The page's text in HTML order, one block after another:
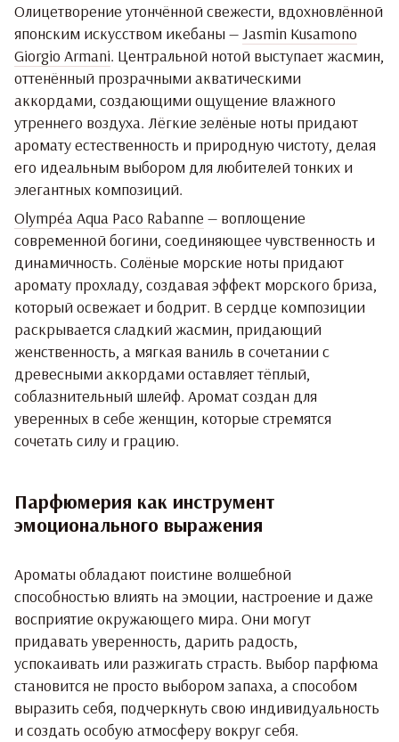
Олицетворение утончённой свежести, вдохновлённой
японским искусством икебаны —Jasmin Kusamono
Giorgio Armani. Центральной нотой выступает жасмин,
оттенённый прозрачными акватическими
аккордами, создающими ощущение влажного
утреннего воздуха. Лёгкие зелёные ноты придают
аромату естественность и природную чистоту, делая
его идеальным выбором для любителей тонких и
элегантных композиций.
Olympéa Aqua Paco Rabanne — воплощение
современной богини, соединяющее чувственность и
динамичность. Солёные морские ноты придают
аромату прохладу, создавая эффект морского бриза,
который освежает и бодрит. В сердце композиции
раскрывается сладкий жасмин, придающий
женственность, а мягкая ваниль в сочетании с
древесными аккордами оставляет тёплый,
соблазнительный шлейф. Аромат создан для
уверенных в себе женщин, которые стремятся
сочетать силу и грацию.
Парфюмерия как инструмент
эмоционального выражения
Ароматы обладают поистине волшебной
способностью влиять на эмоции, настроение и даже
восприятие окружающего мира. Они могут
придавать уверенность, дарить радость,
успокаивать или разжигать страсть. Выбор парфюма
становится не просто выбором запаха, а способом
выразить себя, подчеркнуть свою индивидуальность
и создать особую атмосферу вокруг себя.